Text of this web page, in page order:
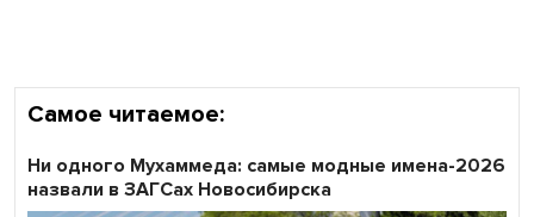
Самое читаемое:
Ни одного Мухаммеда: самые модные имена-2026
назвали в ЗАГСах Новосибирска